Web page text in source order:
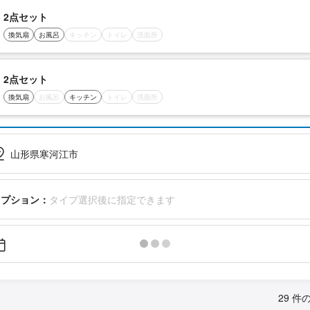
2点セット
換気扇 お風呂 キッチン トイレ 洗面所
2点セット
換気扇 お風呂 キッチン トイレ 洗面所
山形県寒河江市
ション： タイプ選択後に指定できます
29 件